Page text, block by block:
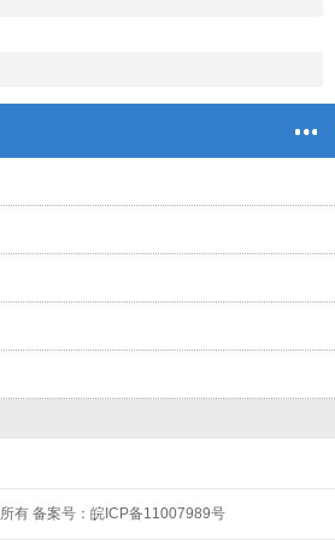
有 备案号：皖ICP备11007989号